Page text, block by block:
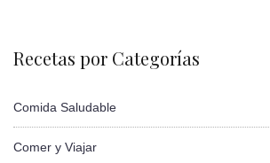
Recetas por Categorías
Comida Saludable
Comer y Viajar